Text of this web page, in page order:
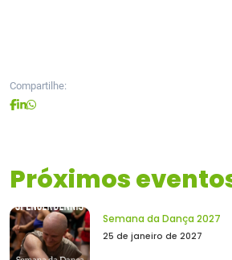
Compartilhe:
Próximos
Semana da Dança 2027
25 de janeiro de 2027